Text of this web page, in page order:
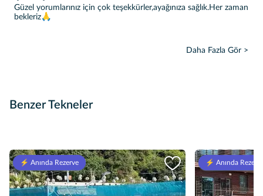
Güzel yorumlarınız için çok teşekkürler,ayağınıza sağlık.Her zaman
bekleriz🙏
Daha Fazla Gör >
Benzer Tekneler
⚡️ Anında Rezerve ⚡️ Anında